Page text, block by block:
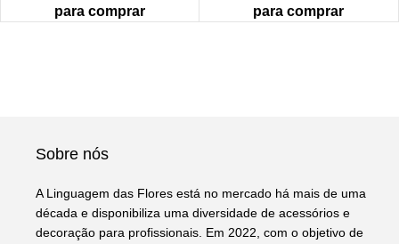
para comprar
para comprar
Sobre nós
A Linguagem das Flores está no mercado há mais de uma
década e disponibiliza uma diversidade de acessórios e
decoração para profissionais. Em 2022, com o objetivo de